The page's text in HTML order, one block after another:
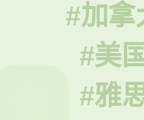
#加拿
#美国
#雅